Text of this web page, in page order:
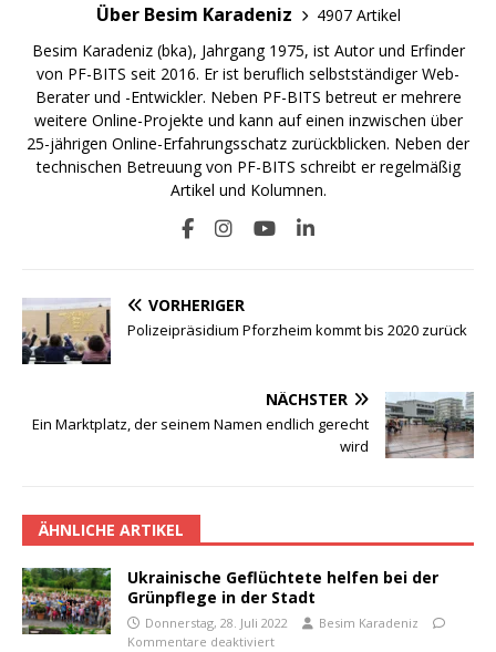
Über Besim Karadeniz
4907 Artikel
Besim Karadeniz (bka), Jahrgang 1975, ist Autor und Erfinder
von PF-BITS seit 2016. Er ist beruflich selbstständiger Web-
Berater und -Entwickler. Neben PF-BITS betreut er mehrere
weitere Online-Projekte und kann auf einen inzwischen über
25-jährigen Online-Erfahrungsschatz zurückblicken. Neben der
technischen Betreuung von PF-BITS schreibt er regelmäßig
Artikel und Kolumnen.
VORHERIGER
Polizeipräsidium Pforzheim kommt bis 2020 zurück
NÄCHSTER
Ein Marktplatz, der seinem Namen endlich gerecht
wird
ÄHNLICHE ARTIKEL
Ukrainische Geflüchtete helfen bei der
Grünpflege in der Stadt
Donnerstag, 28. Juli 2022
Besim Karadeniz
Kommentare deaktiviert